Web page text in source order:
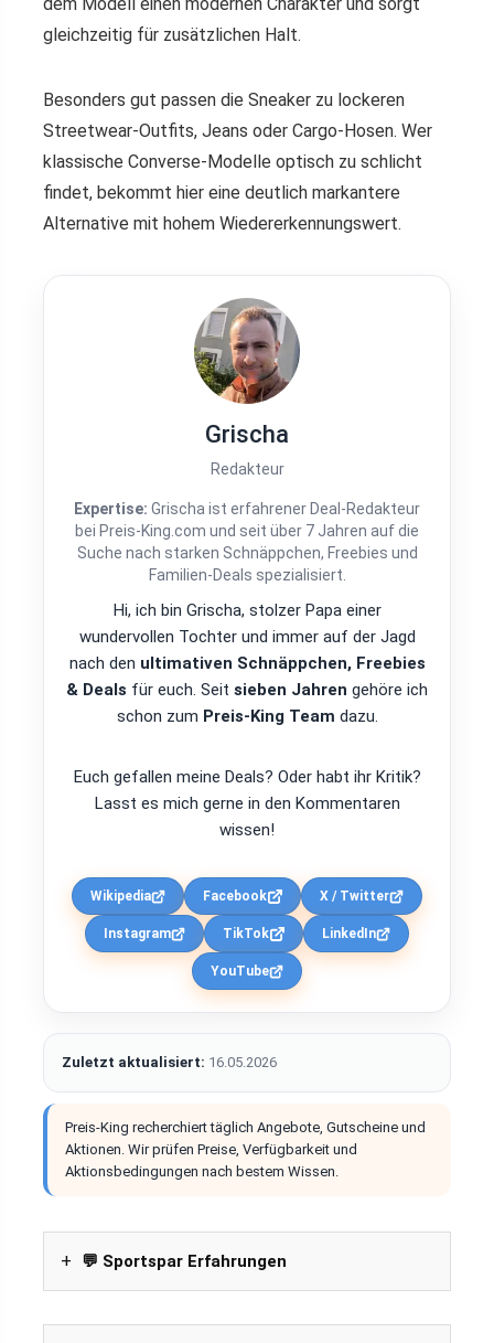
gleichzeitig für zusätzlichen Halt.
Besonders gut passen die Sneaker zu lockeren
Streetwear-Outfits, Jeans oder Cargo-Hosen. Wer
klassische Converse-Modelle optisch zu schlicht
findet, bekommt hier eine deutlich markantere
Alternative mit hohem Wiedererkennungswert.
Grischa
Redakteur
Expertise: Grischa ist erfahrener Deal-Redakteur
bei Preis-King.com und seit über 7 Jahren auf die
Suche nach starken Schnäppchen, Freebies und
Familien-Deals spezialisiert.
Hi, ich bin Grischa, stolzer Papa einer
wundervollen Tochter und immer auf der Jagd
nach den ultimativen Schnäppchen, Freebies
& Deals für euch. Seit sieben Jahren gehöre ich
schon zum Preis-King Team dazu.
Euch gefallen meine Deals? Oder habt ihr Kritik?
Lasst es mich gerne in den Kommentaren
wissen!
Wikipedia Facebook X / Twitter
Instagram TikTok LinkedIn
YouTube
Zuletzt aktualisiert: 16.05.2026
Preis-King recherchiert täglich Angebote, Gutscheine und
Aktionen. Wir prüfen Preise, Verfügbarkeit und
Aktionsbedingungen nach bestem Wissen.
💬 Sportspar Erfahrungen